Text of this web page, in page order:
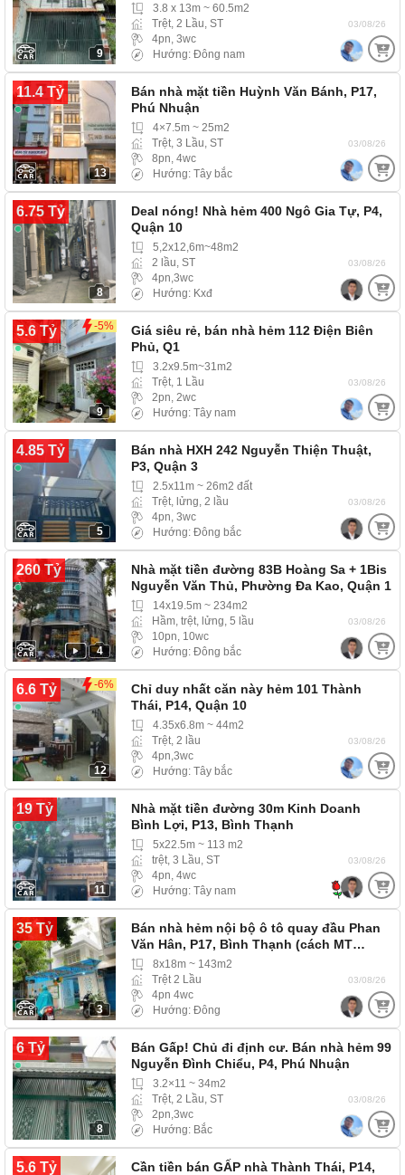
9
3.8 x 13m ~ 60.5m2
Trệt, 2 Lầu, ST
4pn, 3wc
Hướng: Đông nam
03/08/26
11.4 Tỷ
13
Bán nhà mặt tiền Huỳnh Văn Bánh, P17,
Phú Nhuận
4×7.5m ~ 25m2
Trệt, 3 Lầu, ST
8pn, 4wc
Hướng: Tây bắc
03/08/26
6.75 Tỷ
8
Deal nóng! Nhà hẻm 400 Ngô Gia Tự, P4,
Quận 10
5,2x12,6m~48m2
2 lầu, ST
4pn,3wc
Hướng: Kxđ
03/08/26
5.6 Tỷ -5%
9
Giá siêu rẻ, bán nhà hẻm 112 Điện Biên
Phủ, Q1
3.2x9.5m~31m2
Trệt, 1 Lầu
2pn, 2wc
Hướng: Tây nam
03/08/26
4.85 Tỷ
5
Bán nhà HXH 242 Nguyễn Thiện Thuật,
P3, Quận 3
2.5x11m ~ 26m2 đất
Trệt, lửng, 2 lầu
4pn, 3wc
Hướng: Đông bắc
03/08/26
260 Tỷ
4
Nhà mặt tiền đường 83B Hoàng Sa + 1Bis
Nguyễn Văn Thủ, Phường Đa Kao, Quận 1
14x19.5m ~ 234m2
Hầm, trệt, lửng, 5 lầu
10pn, 10wc
Hướng: Đông bắc
03/08/26
6.6 Tỷ -6%
12
Chỉ duy nhất căn này hẻm 101 Thành
Thái, P14, Quận 10
4.35x6.8m ~ 44m2
Trệt, 2 lầu
4pn,3wc
Hướng: Tây bắc
03/08/26
19 Tỷ
11
Nhà mặt tiền đường 30m Kinh Doanh
Bình Lợi, P13, Bình Thạnh
5x22.5m ~ 113 m2
trệt, 3 Lầu, ST
4pn, 4wc
Hướng: Tây nam
03/08/26
35 Tỷ
3
Bán nhà hẻm nội bộ ô tô quay đầu Phan
Văn Hân, P17, Bình Thạnh (cách MT…
8x18m ~ 143m2
Trệt 2 Lầu
4pn 4wc
Hướng: Đông
03/08/26
6 Tỷ
8
Bán Gấp! Chủ đi định cư. Bán nhà hẻm 99
Nguyễn Đình Chiểu, P4, Phú Nhuận
3.2×11 ~ 34m2
Trệt, 2 Lầu, ST
2pn,3wc
Hướng: Bắc
03/08/26
5.6 Tỷ Cần tiền bán GẤP nhà Thành Thái, P14,